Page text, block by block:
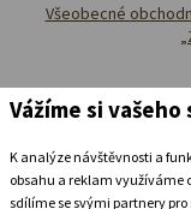
Všeobecné
Vážíme si
K analýze návštěvnosti a
obsahu a reklam využíváme
sdílíme se svými partnery